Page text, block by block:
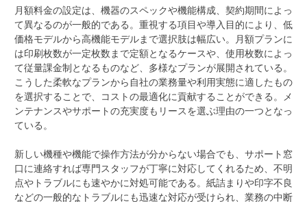
月額料金の設定は、機器のスペックや機能構成、契約期間によっ
て異なるのが一般的である。重視する項目や導入目的により、低
価格モデルから高機能モデルまで選択肢は幅広い。月額プランに
は印刷枚数が一定枚数まで定額となるケースや、使用枚数によっ
て従量課金制となるものなど、多様なプランが展開されている。
こうした柔軟なプランから自社の業務量や利用実態に適したもの
を選択することで、コストの最適化に貢献することができる。メ
ンテナンスやサポートの充実度もリースを選ぶ理由の一つとなっ
ている。
新しい機種や機能で操作方法が分からない場合でも、サポート窓
口に連絡すれば専門スタッフが丁寧に対応してくれるため、不明
点やトラブルにも速やかに対処可能である。紙詰まりや印字不良
などの一般的なトラブルにも迅速な対応が受けられ、業務の中断